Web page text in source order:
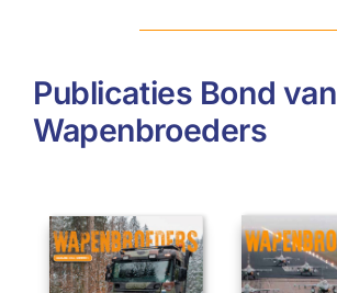
Publicaties Bond van
Wapenbroeders